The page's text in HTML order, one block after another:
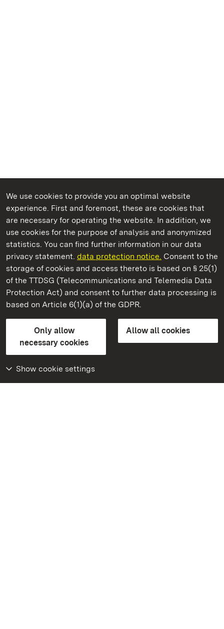
We use cookies to provide you an optimal website
experience. First and foremost, these are cookies that
are necessary for operating the website. In addition, we
use cookies for the purpose of analysis and anonymized
statistics. You can find further information in our data
privacy statement. data protection notice. Consent to the
storage of cookies and access thereto is based on § 25(1)
of the TTDSG (Telecommunications and Telemedia Data
Protection Act) and consent to further data processing is
based on Article 6(1)(a) of the GDPR.
Only allow
necessary cookies
Allow all cookies
Show cookie settings
State Palaces and Gardens of Baden-Wuerttemberg
Staatliche Schlösser und Gärten Baden‑Württemberg
State Palaces and Gardens of Baden-Wuerttemberg
Contact usFAQMasthead
Declaration on barrier-free access
BITV-konform (geprüfte Seiten)